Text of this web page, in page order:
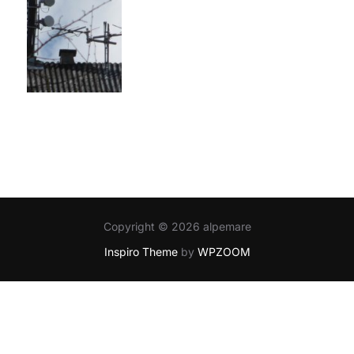
Copyright © 2026 alpemare
Inspiro Themeby WPZOOM